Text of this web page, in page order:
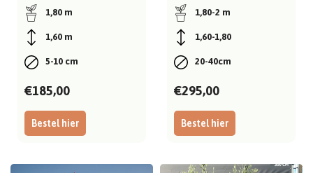
1,80 m
1,60 m
5-10 cm
Bestel hier
€185,00
europaea
1,80-2 m
1,60-1,80
20-40cm
Bestel hier
€295,00